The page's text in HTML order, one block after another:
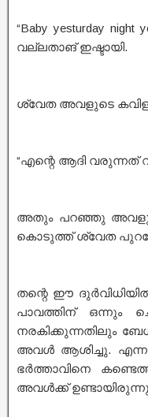
“Baby yesturday
വല്ലതാങ് ഇഷ്ടായി.
ശ്വേത അവളുടെ
“എന്റെ ആദി വരുന്നത്
അതും പറഞ്ഞു
കൊടുത്ത് ശ്വേത
തന്റെ ഈ
പാവത്തിന് ഒന്നും
നരകിക്കുന്നതിലും
അവൾ ആശിച്ചു.
ഭർത്താവിനെ
അവൾക്ക് ഉണ്ടായിരുന്നു